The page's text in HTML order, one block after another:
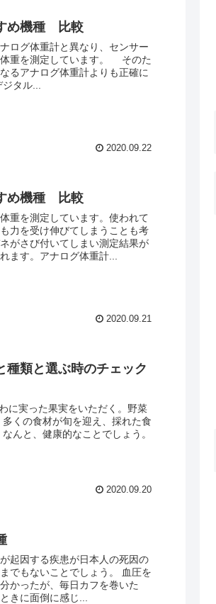
め機種 比較
ログ体重計と異なり、センサー
測定しています。 そのた
るアナログ体重計よりも正確に
言われています。 デジタル...
2020.09.22
め機種 比較
重を測定しています。使われて
力を受け伸びてしまうことも考
がさび付いてしまい測定結果が
ます。アナログ体重計...
2020.09.21
類と選ぶ時のチェック
くの食材が旬を迎え、採れた食
んと、健康的なことでしょう。
2020.09.20
起因する疾患が日本人の死因の
ないことでしょう。 血圧を
かったが、毎日カフを巻いた
きに面倒に感じ...